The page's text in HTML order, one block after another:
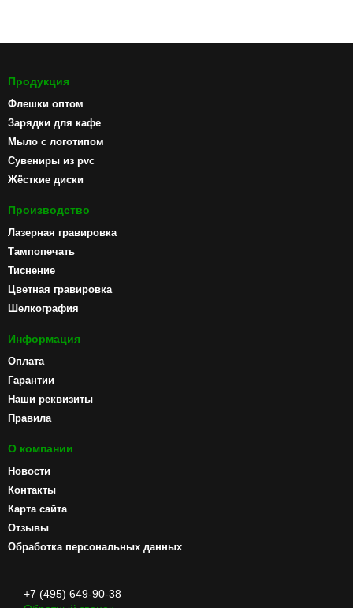
Продукция
Флешки оптом
Зарядки для кафе
Мыло с логотипом
Сувениры из pvc
Жёсткие диски
Производство
Лазерная гравировка
Тампопечать
Тиснение
Цветная гравировка
Шелкография
Информация
Оплата
Гарантии
Наши реквизиты
Правила
О компании
Новости
Контакты
Карта сайта
Отзывы
Обработка персональных данных
+7 (495) 649-90-38